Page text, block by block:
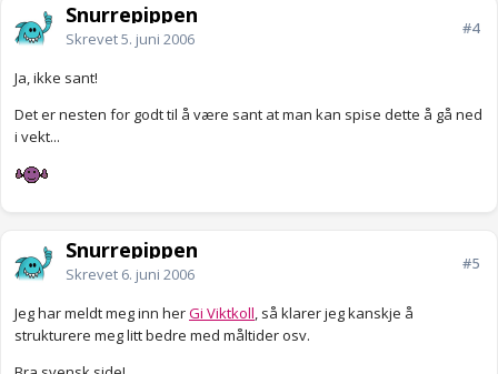
Snurrepippen
Skrevet5. juni 2006
#4
Ja, ikke sant!
Det er nesten for godt til å være sant at man kan spise dette å gå ned
i vekt...
Snurrepippen
Skrevet 6. juni 2006
#5
Jeg har meldt meg inn herGi Viktkoll, så klarer jeg kanskje å
strukturere meg litt bedre med måltider osv.